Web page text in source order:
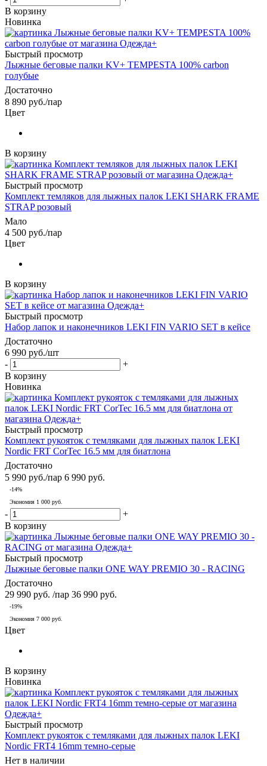
В корзину
Новинка
Быстрый просмотр
Лыжные беговые палки KV+ TEMPESTA 100% carbon
голубые
Достаточно
8 890 руб./пар
Цвет
В корзину
Быстрый просмотр
Комплект темляков для лыжных палок LEKI SHARK FRAME
STRAP розовый
Мало
4 500 руб./пар
Цвет
В корзину
Быстрый просмотр
Набор лапок и наконечников LEKI FIN VARIO SET в кейсе
Достаточно
6 990 руб./шт
-
+
В корзину
Новинка
Быстрый просмотр
Комплект рукояток с темляками для лыжных палок LEKI
Nordic FRT CorTec 16.5 мм для биатлона
Достаточно
5 990 руб./пар 6 990 руб.
-14%
Экономия 1 000 руб.
-
+
В корзину
Быстрый просмотр
Лыжные беговые палки ONE WAY PREMIO 30 - RACING
Достаточно
29 990 руб. /пар 36 990 руб.
-19%
Экономия 7 000 руб.
Цвет
В корзину
Новинка
Быстрый просмотр
Комплект рукояток с темляками для лыжных палок LEKI
Nordic FRT4 16mm темно-серые
Нет в наличии